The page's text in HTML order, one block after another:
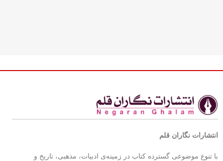
انتشارات نگاران قلم
با تنوع موضوعی گسترده کتاب در زمینه‌ی ادبیات، مذهبی، تاریخ و